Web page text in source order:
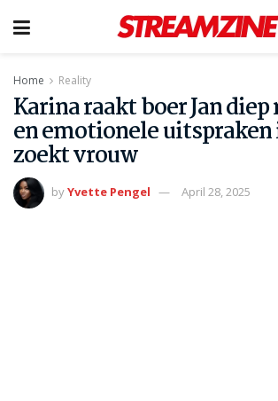
Home Reality
Karina raakt boer Jan
en emotionele uitspraken
zoekt vrouw
byYvette Pengel April 28, 2025